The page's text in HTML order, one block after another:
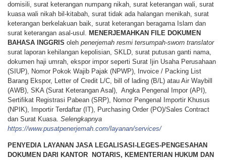
domisili, surat keterangan numpang nikah, surat keterangan wali, surat
kuasa wali nikah bil-kitabah, surat tidak ada halangan menikah, surat
keterangan berkelakuan baik, surat keterangan beragama Islam dan
surat keterangan asal-usul. MENERJEMAHKAN FILE DOKUMEN
BAHASA
INGGRIS oleh penerjemah resmi tersumpah-sworn translator
surat laporan kehilangan kepolisian, SKLD, surat putusan ganti nama,
dokumen haji umrah, ekspor impor seperti Surat Ijin Usaha Perusahaan
(SIUP), Nomor Pokok Wajib Pajak (NPWP), Invoice / Packing List
Barang Ekspor, Letter of Credit L/C, bill of lading (B/L) atau Air Waybill
(AWB), SKA (Surat Keterangan Asal), Angka Pengenal Impor (API),
Sertifikat Registrasi Pabean (SRP), Nomor Pengenal Importir Khusus
(NPIK), Importir Terdaftar (IT), Purchasing Order (PO)/Sales Contract
dan Surat Kuasa. Selengkapnya
https://www.pusatpenerjemah.com/layanan/services/
PENYEDIA LAYANAN JASA LEGALISASI-LEGES-PENGESAHAN
DOKUMEN DARI KANTOR NOTARIS, KEMENTERIAN HUKUM DAN